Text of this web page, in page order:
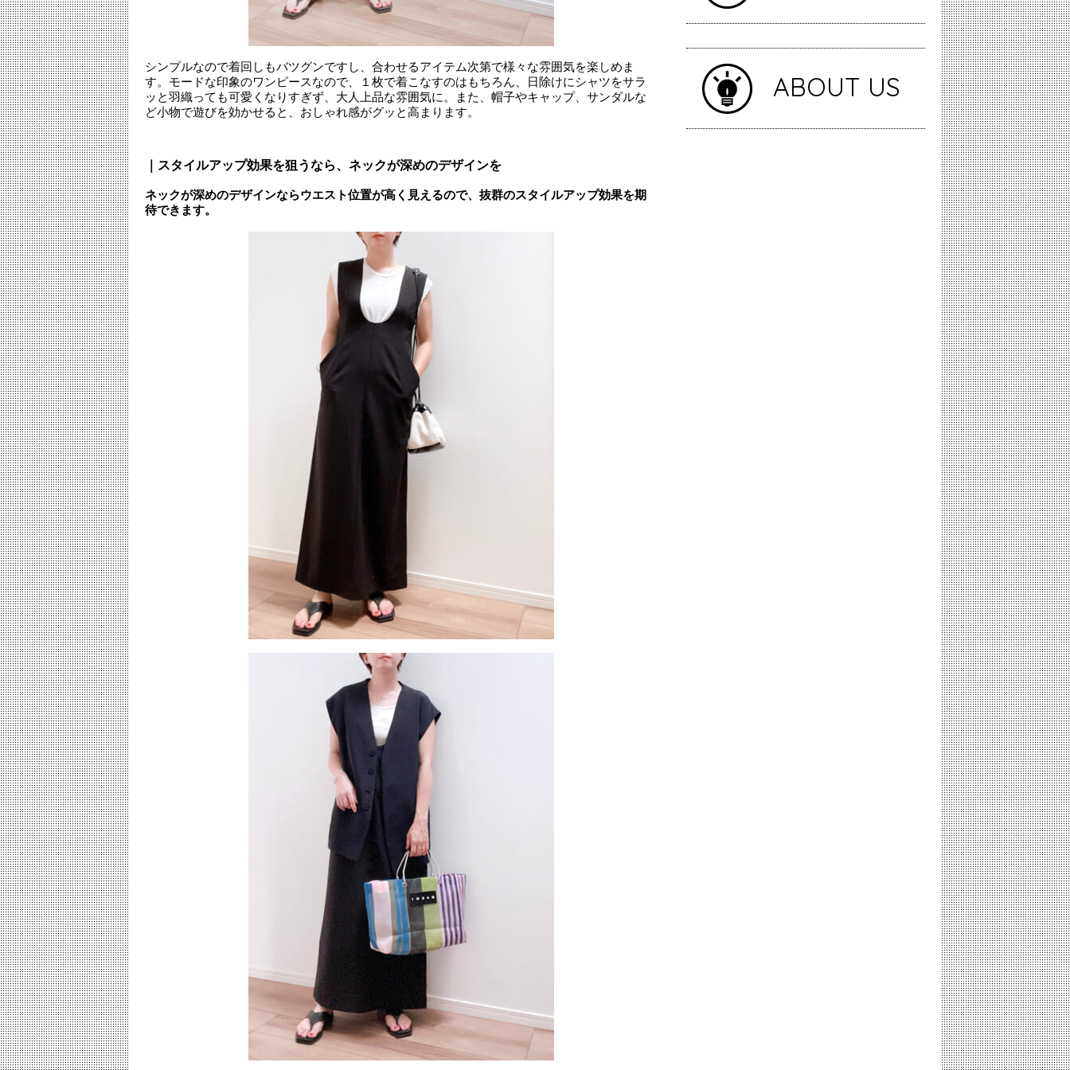
シンプルなので着回しもバツグンですし、合わせるアイテム次第で様々な雰囲気を楽しめま
す。モードな印象のワンピースなので、１枚で着こなすのはもちろん、日除けにシャツをサラ
ッと羽織っても可愛くなりすぎず、大人上品な雰囲気に。また、帽子やキャップ、サンダルな
ど小物で遊びを効かせると、おしゃれ感がグッと高まります。
｜スタイルアップ効果を狙うなら、ネックが深めのデザインを
ネックが深めのデザインならウエスト位置が高く見えるので、抜群のスタイルアップ効果を期
待できます。
ABOUT US